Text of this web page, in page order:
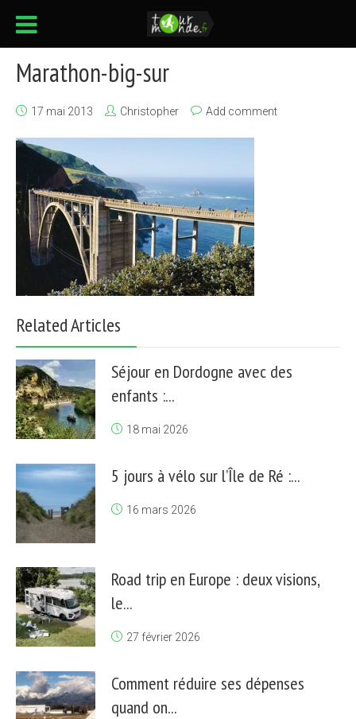
Marathon-big-sur
17 mai 2013 Christopher Add comment
Related Articles
Séjour en Dordogne avec des
enfants :...
18 mai 2026
5 jours à vélo sur l’Île de Ré :...
16 mars 2026
Road trip en Europe : deux visions,
le...
27 février 2026
Comment réduire ses dépenses
quand on...